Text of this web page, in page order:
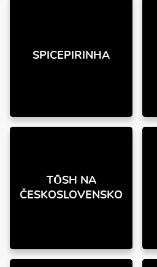
SPICEPIRINHA
TŌSH NA
ČESKOSLOVENSKO